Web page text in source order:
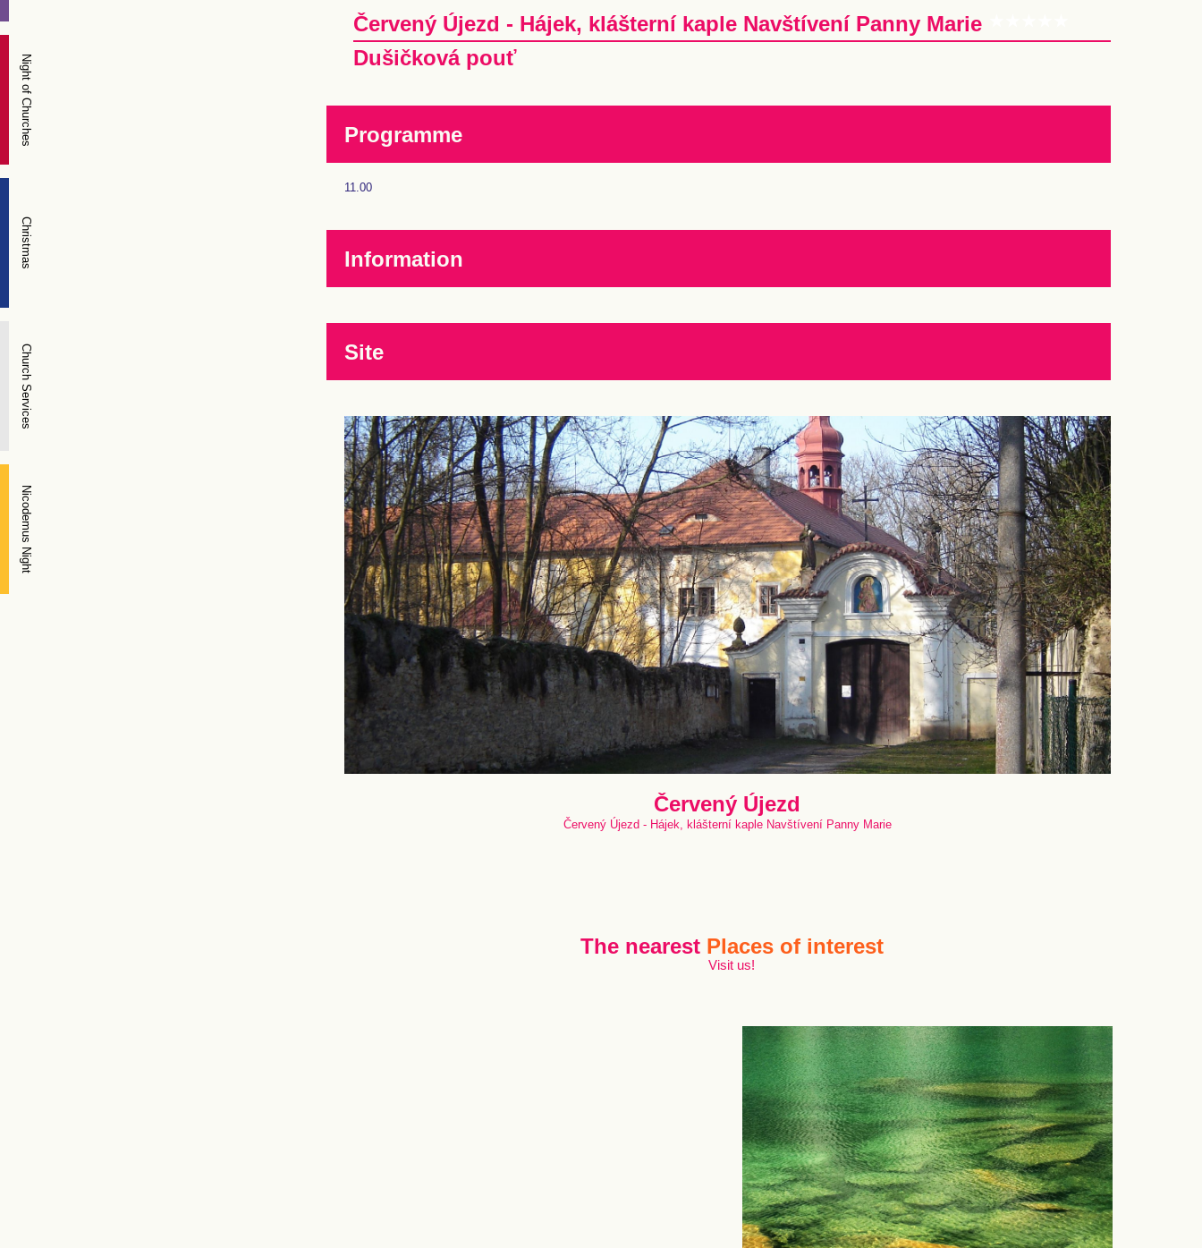
Červený Újezd - Hájek, klášterní kaple Navštívení Panny Marie
Dušičková pouť
Programme
11.00
Information
Site
Červený Újezd
Červený Újezd - Hájek, klášterní kaple Navštívení Panny Marie
The nearest Places of interest
Visit us!
Nicodemus Night
Night of Churches
Christmas
Church Services